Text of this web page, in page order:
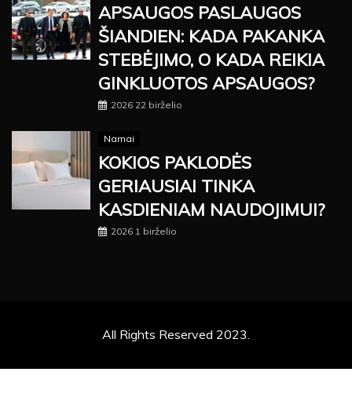
APSAUGOS PASLAUGOS
ŠIANDIEN: KADA PAKANKA
STEBĖJIMO, O KADA REIKIA
GINKLUOTOS APSAUGOS?
2026 22 birželio
Namai
KOKIOS PAKLODĖS
GERIAUSIAI TINKA
KASDIENIAM NAUDOJIMUI?
2026 1 birželio
All Rights Reserved 2023.